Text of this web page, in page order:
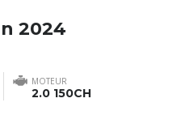
2024
MOTEUR
2.0 150CH